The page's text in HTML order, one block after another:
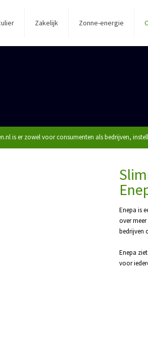
Zakelijk Zonne-energie
is er zowel voor consumenten als bedrijven,
Enepa is
over
bedrijven
Enepa
voor